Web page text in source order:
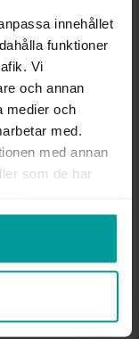
innehållet
funktioner
Vi
och annan
medier och
med.
med annan
som de har
ej för
by Schalins
5-15
mer om
här.